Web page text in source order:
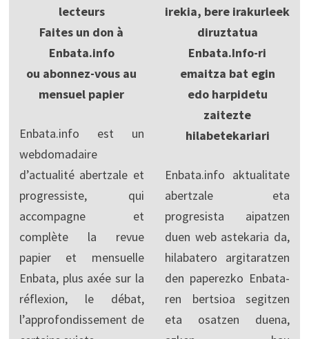
lecteurs
Faites un don à
Enbata.info
ou abonnez-vous au
mensuel papier
Enbata.info est un
webdomadaire
d’actualité abertzale et
progressiste, qui
accompagne et
complète la revue
papier et mensuelle
Enbata, plus axée sur la
réflexion, le débat,
l’approfondissement de
irekia, bere irakurleek
diruztatua
Enbata.Info-ri
emaitza bat egin
edo harpidetu
zaitezte
hilabetekariari
Enbata.info aktualitate
abertzale eta
progresista aipatzen
duen web astekaria da,
hilabatero argitaratzen
den paperezko Enbata-
ren bertsioa segitzen
eta osatzen duena,